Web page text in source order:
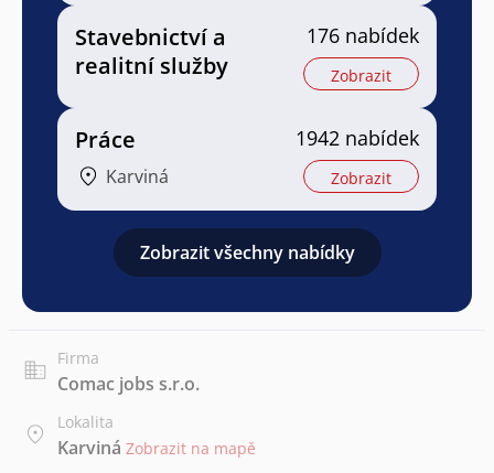
Stavebnictví a
realitní služby
176 nabídek
Zobrazit
Práce
Karviná
1942 nabídek
Zobrazit
Zobrazit všechny nabídky
Firma
Comac jobs s.r.o.
Lokalita
Karviná Zobrazit na mapě